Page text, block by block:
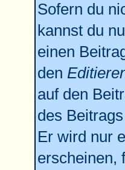
Sofern du
kannst du
einen
den
auf den
des
Er wird nur
erscheinen,